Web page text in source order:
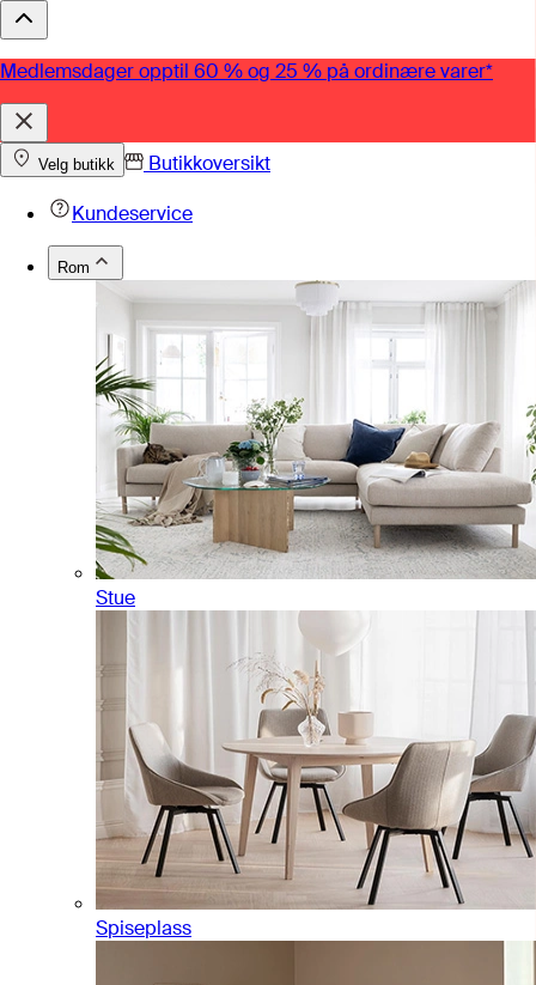
Medlemsdager opptil 60 % og 25 % på ordinære varer*
Velg butikk
Butikkoversikt
Kundeservice
Rom
Stue
Spiseplass